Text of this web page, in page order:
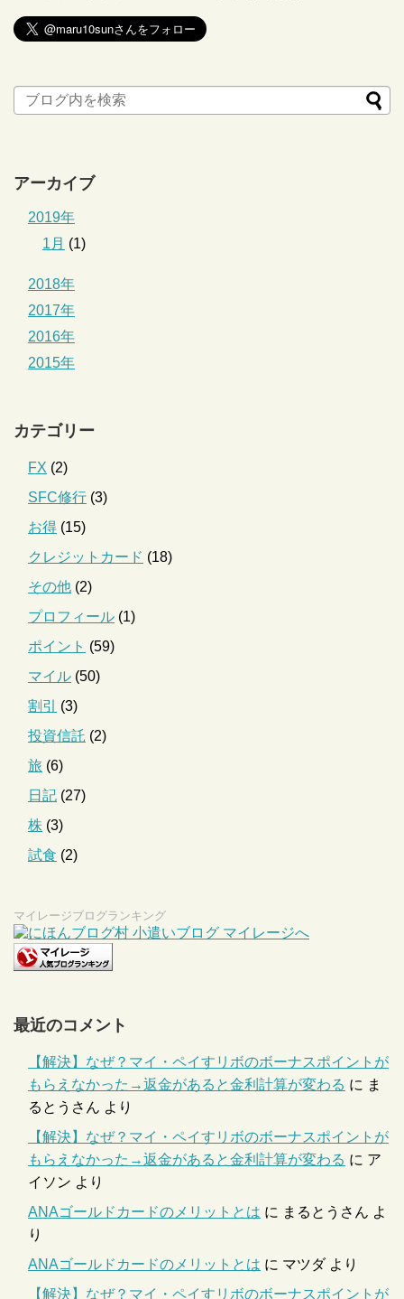
アーカイブ
2019年
1月 (1)
2018年
2017年
2016年
2015年
カテゴリー
FX (2)
SFC修行 (3)
お得 (15)
クレジットカード (18)
その他 (2)
プロフィール (1)
ポイント (59)
マイル (50)
割引
(3)
投資信託 (2)
旅 (6)
日記 (27)
株 (3)
試食 (2)
マイレージブログランキング
最近のコメント
【解決】なぜ？マイ・ペイすリボのボーナスポイントが
もらえなかった→返金があると金利計算が変わる に ま
るとうさん より
【解決】なぜ？マイ・ペイすリボのボーナスポイントが
もらえなかった→返金があると金利計算が変わる に ア
イソン より
ANAゴールドカードのメリットとは に まるとうさん よ
り
ANAゴールドカードのメリットとは に マツダより
【解決】なぜ？マイ・ペイすリボのボーナスポイントが